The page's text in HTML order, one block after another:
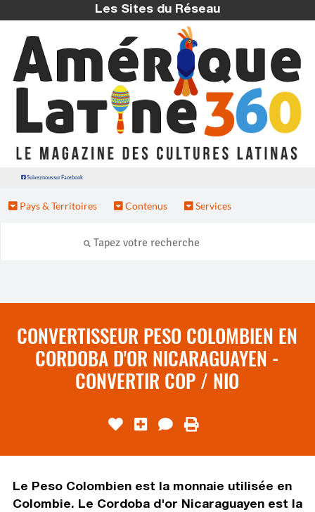
Les Sites du Réseau
Suivez nous sur Facebook
Pays & Territoires Contenus Services
CONVERTISSEUR PESO COLOMBIEN EN
CORDOBA D'OR NICARAGUAYEN -
CONVERTIR COP / NIO
Le Peso Colombien est la monnaie utilisée en
Colombie. Le Cordoba d'or Nicaraguayen est la